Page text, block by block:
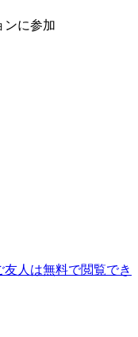
ンに参加
友人は無料で閲覧でき